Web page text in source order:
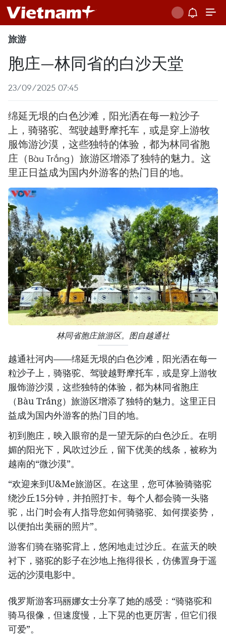
旅游
胞庄—林同省的白沙天堂
23/09/2025 07:45
绵延无垠的白色沙滩，阳光洒在每一粒沙子
上，骑骆驼、驾驶越野摩托车，或是穿上游牧
服饰游沙漠，这些独特的体验，都为林同省胞
庄（Bàu Trắng）旅游区增添了独特的魅力。这
里正日益成为国内外游客的热门目的地。
林同省胞庄旅游区。图自越通社
越通社河内——绵延无垠的白色沙滩，阳光洒在每一
粒沙子上，骑骆驼、驾驶越野摩托车，或是穿上游牧
服饰游沙漠，这些独特的体验，都为林同省胞庄
（Bàu Trắng）旅游区增添了独特的魅力。这里正日
益成为国内外游客的热门目的地。
初到胞庄，映入眼帘的是一望无际的白色沙丘。在明
媚的阳光下，风吹过沙丘，留下优美的线条，被称为
越南的“微沙漠”。
“欢迎来到U&Me旅游区。在这里，您可体验骑骆驼
绕沙丘15分钟，并拍照打卡。每个人都会骑一头骆
驼，出门时会有人指导您如何骑骆驼、如何摆姿势，
以便拍出美丽的照片”。
游客们骑在骆驼背上，悠闲地走过沙丘。在蓝天的映
衬下，骆驼的影子在沙地上拖得很长，仿佛置身于遥
远的沙漠电影中。
俄罗斯游客玛丽娜女士分享了她的感受：“骑骆驼和
骑马很像，但速度慢，上下晃的也更厉害，但它们很
可爱”。